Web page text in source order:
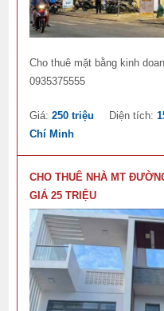
Cho thuê mặt bằng kinh
0935375555
Giá:250 triệu Diện tích:
Chí Minh
CHO THUÊ NHÀ MT
GIÁ 25 TRIỆU